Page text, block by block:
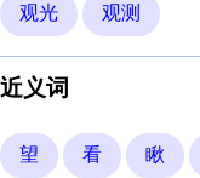
观光 观测
近义词
望 看 瞅